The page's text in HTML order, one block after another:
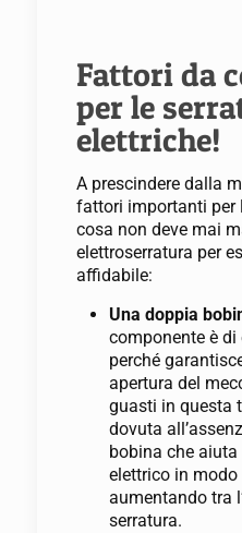
Fattori da
per le
elettriche!
A prescindere dalla
fattori importanti per
cosa non deve mai
elettroserratura per
affidabile:
Una doppia
componente è
perché
apertura del
guasti in questa
dovuta
bobina che
elettrico in
aumentando tra
serratura.